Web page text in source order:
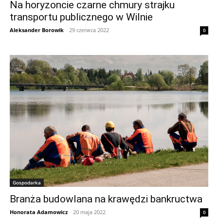
Na horyzoncie czarne chmury strajku
transportu publicznego w Wilnie
Aleksander Borowik - 29 czerwca 2022 0
Gospodarka
Branża budowlana na krawędzi bankructwa
Honorata Adamowicz - 20 maja 2022 0